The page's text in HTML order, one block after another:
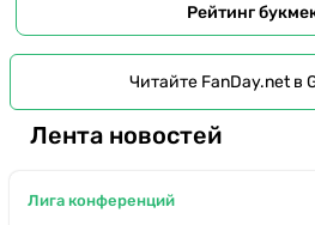
Рейтинг
Читайте FanDay.net в
Лента новостей
Лига конференций